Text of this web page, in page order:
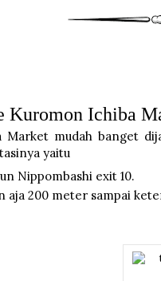
Kuromon Ichiba
Market mudah banget
yaitu
Nippombashi exit 10.
aja 200 meter sampai